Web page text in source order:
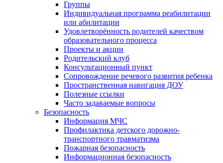
Группы
Индивидуальная программа реабилитации
или абилитации
Удовлетворённость родителей качеством
образовательного процесса
Проекты и акции
Родительский клуб
Консультационный пункт
Сопровождение речевого развития ребенка
Пространственная навигация ДОУ
Полезные ссылки
Часто задаваемые вопросы
Безопасность
Информация МЧС
Профилактика детского дорожно-
транспортного травматизма
Пожарная безопасность
Информационная безопасность